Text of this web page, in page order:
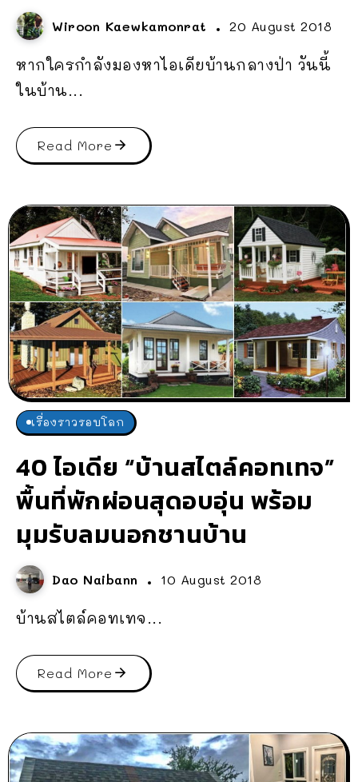
Wiroon Kaewkamonrat 20 August 2018
หากใครกำลังมองหาไอเดียบ้านกลางป่า วันนี้
ในบ้าน...
Read More
เรื่องราวรอบโลก
40 ไอเดีย “บ้านสไตล์คอทเทจ”
พื้นที่พักผ่อนสุดอบอุ่น พร้อม
มุมรับลมนอกชานบ้าน
Dao Naibann 10 August 2018
บ้านสไตล์คอทเทจ...
Read More